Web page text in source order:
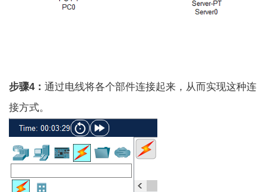
步骤4：通过电线将各个部件连接起来，从而实现这种连
接方式。